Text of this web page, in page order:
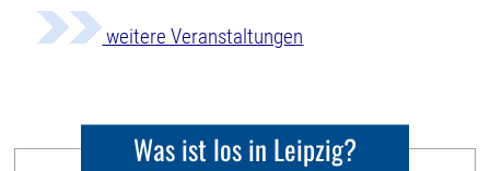
weitere Veranstaltungen
Was ist los in Leipzig?